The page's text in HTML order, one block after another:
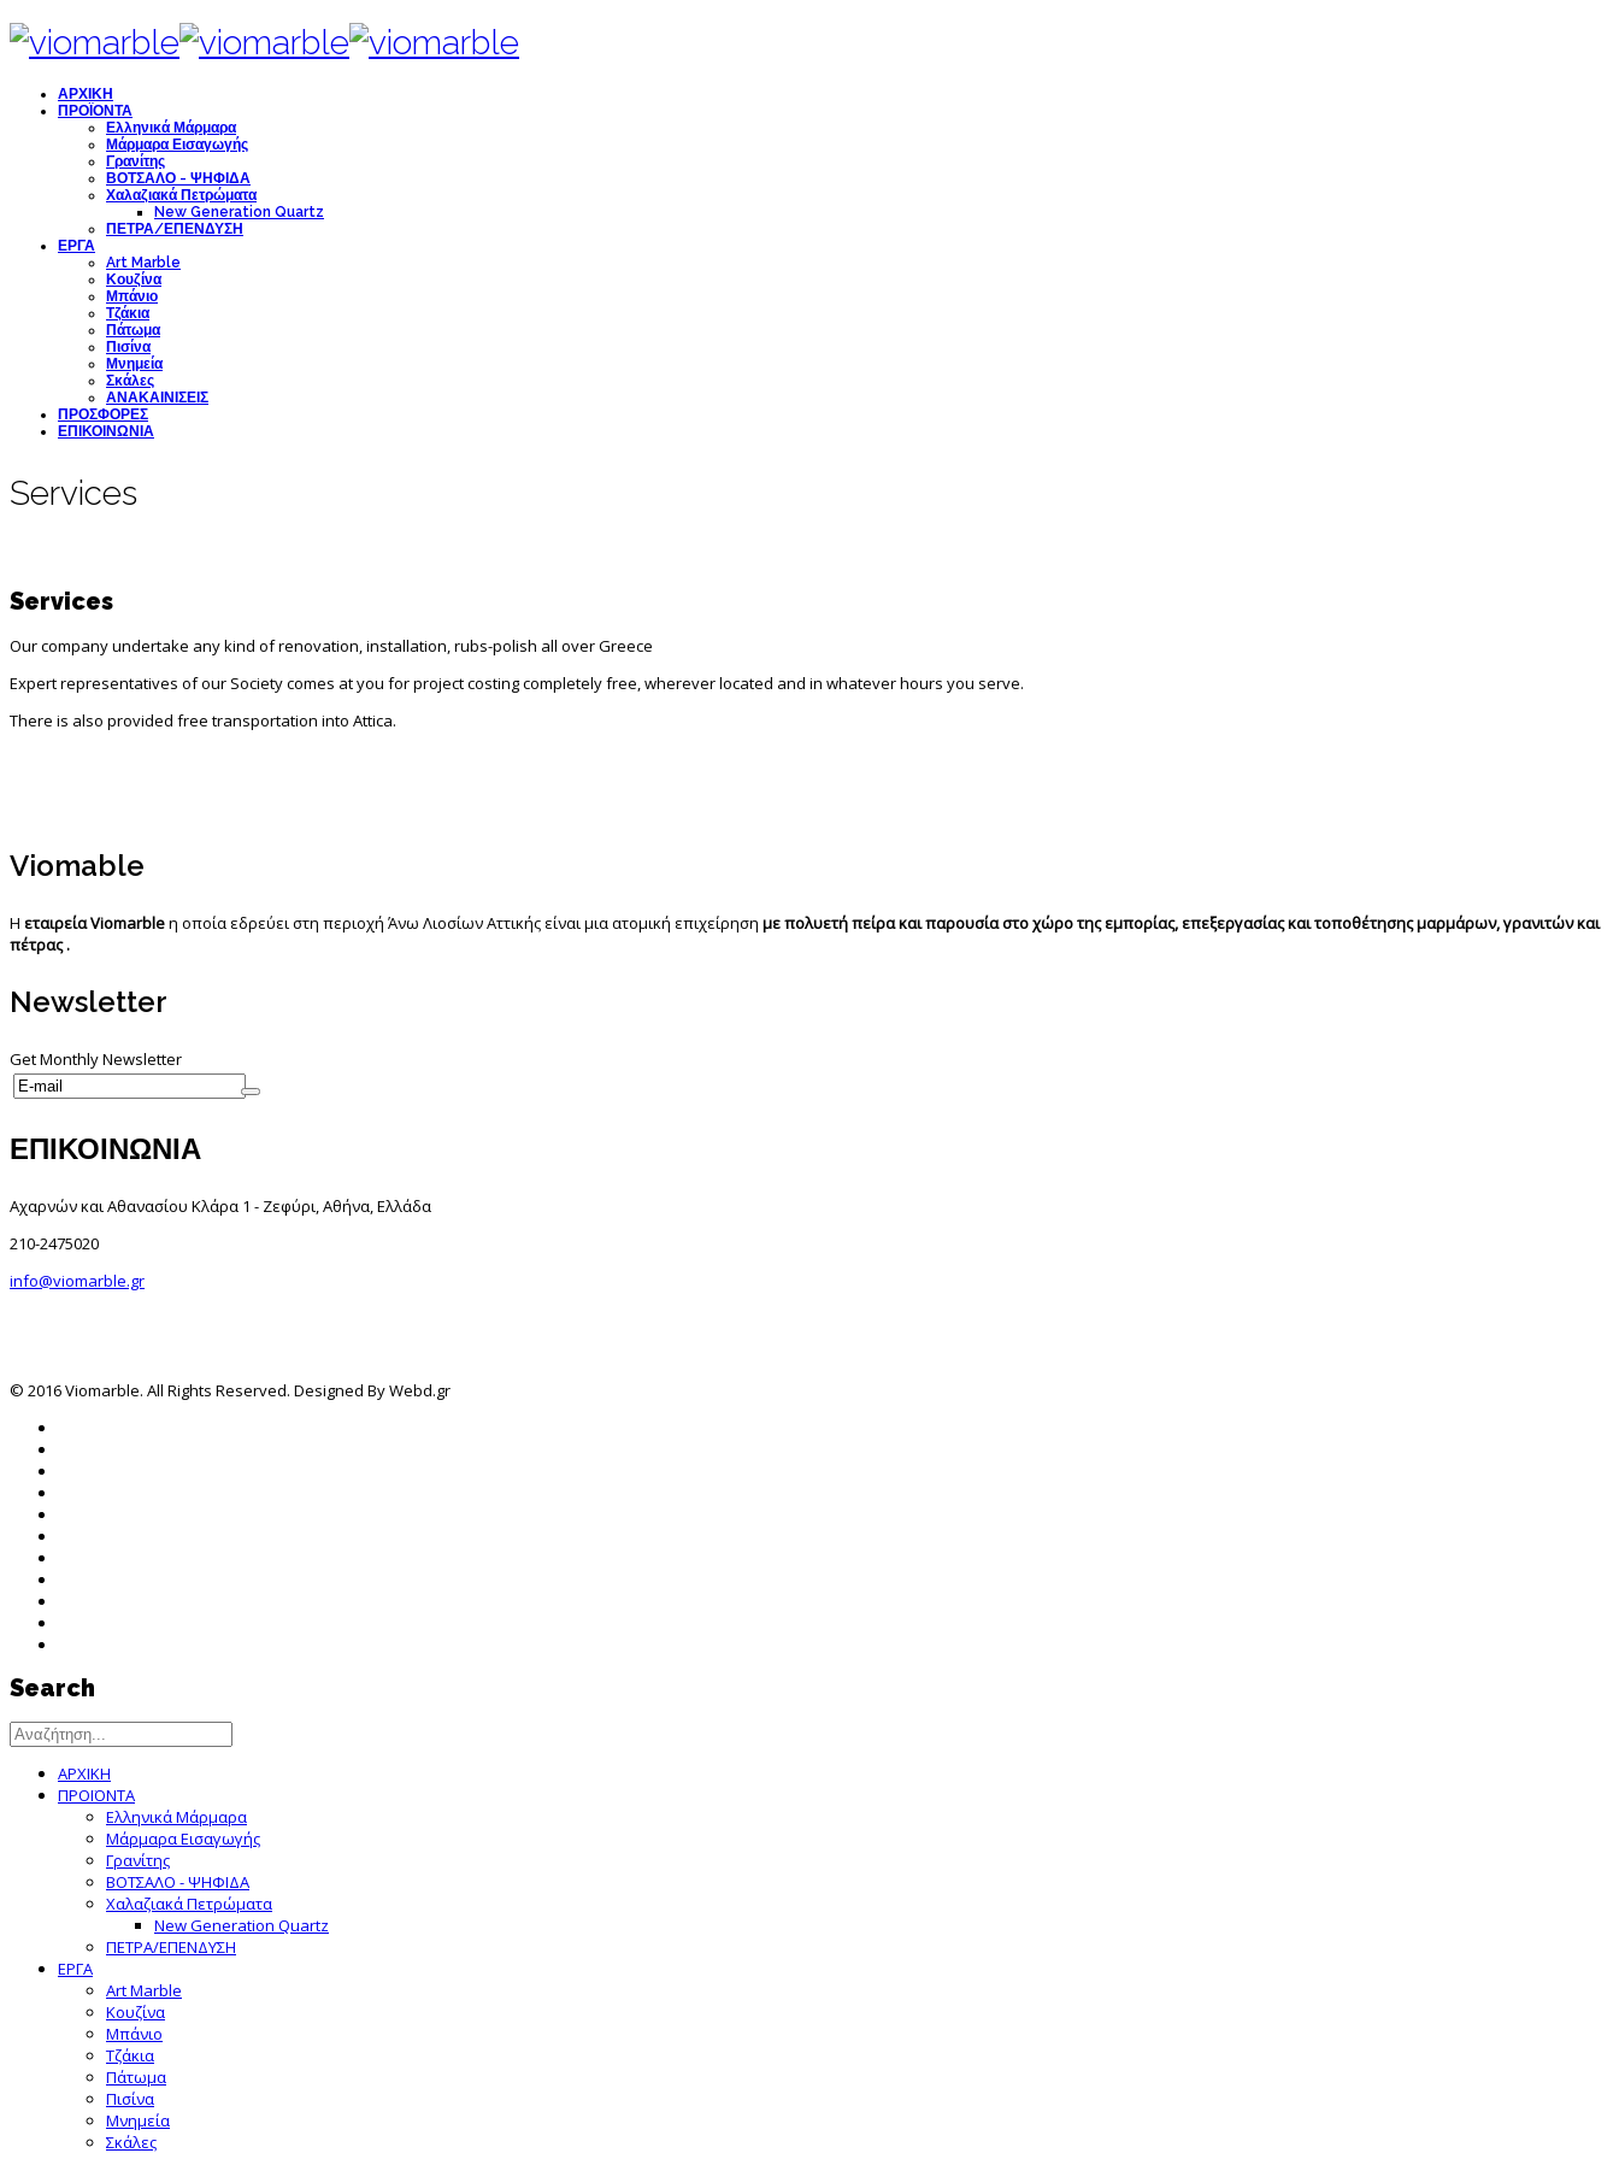
ΑΡΧΙΚΗ
ΠΡΟΪΟΝΤΑ
Ελληνικά Μάρμαρα
Μάρμαρα Εισαγωγής
Γρανίτης
ΒΟΤΣΑΛΟ - ΨΗΦΙΔΑ
Χαλαζιακά Πετρώματα
New Generation Quartz
ΠΕΤΡΑ/ΕΠΕΝΔΥΣΗ
ΕΡΓΑ
Art Marble
Κουζίνα
Μπάνιο
Τζάκια
Πάτωμα
Πισίνα
Μνημεία
Σκάλες
ΑΝΑΚΑΙΝΙΣΕΙΣ
ΠΡΟΣΦΟΡΕΣ
ΕΠΙΚΟΙΝΩΝΙΑ
Services
Services
Our company undertake any kind of renovation, installation, rubs-polish all over Greece
Expert representatives of our Society comes at you for project costing completely free, wherever located and in whatever hours you serve.
There is also provided free transportation into Attica.
Viomable
Η εταιρεία Viomarbleη οποία εδρεύει στη περιοχή Άνω Λιοσίων Αττικής είναι μια ατομική επιχείρηση με πολυετή πείρα και παρουσία στο χώρο της εμπορίας, επεξεργασίας και τοποθέτησης μαρμάρων, γρανιτών και
πέτρας .
Newsletter
Get Monthly Newsletter
ΕΠΙΚΟΙΝΩΝΙΑ
Αχαρνών και Αθανασίου Κλάρα 1 - Ζεφύρι, Αθήνα, Ελλάδα
210-2475020
info@viomarble.gr
© 2016 Viomarble. All Rights Reserved. Designed By Webd.gr
Search
ΑΡΧΙΚΗ
ΠΡΟΪΟΝΤΑ
Ελληνικά Μάρμαρα
Μάρμαρα Εισαγωγής
Γρανίτης
ΒΟΤΣΑΛΟ - ΨΗΦΙΔΑ
Χαλαζιακά Πετρώματα
New Generation Quartz
ΠΕΤΡΑ/ΕΠΕΝΔΥΣΗ
ΕΡΓΑ
Art Marble
Κουζίνα
Μπάνιο
Τζάκια
Πάτωμα
Πισίνα
Μνημεία
Σκάλες